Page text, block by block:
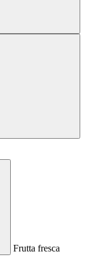
Frutta fresca